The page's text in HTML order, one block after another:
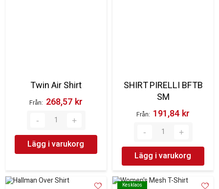
Twin Air Shirt
Från 268,57 kr‎
Lägg i varukorg
SHIRT PIRELLI BFTB
SM
Från 191,84 kr‎
Lägg i varukorg
Kesklaos
Kesklaos